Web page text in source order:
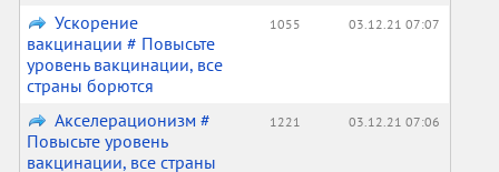
Ускорение
вакцинации # Повысьте
уровень вакцинации, все
страны борются
1055 03.12.21 07:07
Акселерационизм #
Повысьте уровень
вакцинации, все страны
1221 03.12.21 07:06